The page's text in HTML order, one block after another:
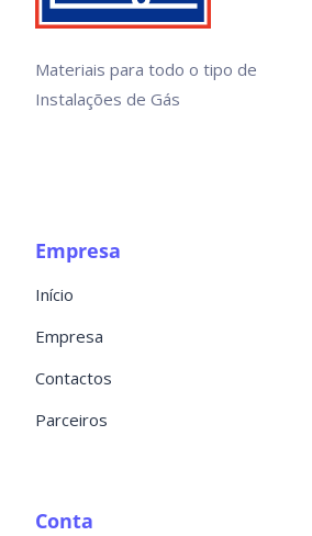
Materiais para todo o tipo de
Instalações de Gás
Empresa
Início
Empresa
Contactos
Parceiros
Conta